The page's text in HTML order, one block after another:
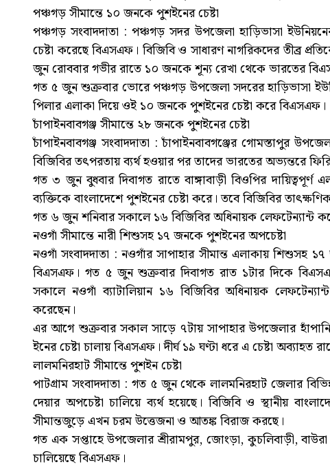
পঞ্চগড় সীমান্তে ১০ জনকে পুশইনের চেষ্টা
পঞ্চগড় সংবাদদাতা : পঞ্চগড় সদর উপজেলা হাড়িভাসা
চেষ্টা করেছে বিএসএফ। বিজিবি ও সাধারণ নাগরিকদের তীব্র
জুন রোববার গভীর রাতে ১০ জনকে শূন্য রেখা থেকে ভারতের
গত ৫ জুন শুক্রবার ভোরে পঞ্চগড় উপজেলা সদরের হাড়িভাসা
পিলার এলাকা দিয়ে ওই ১০ জনকে পুশইনের চেষ্টা করে বিএসএফ।
চাঁপাইনবাবগঞ্জ সীমান্তে ২৮ জনকে পুশইনের চেষ্টা
চাঁপাইনবাবগঞ্জ সংবাদদাতা : চাঁপাইনবাবগঞ্জের গোমস্তাপুর
বিজিবির তৎপরতায় ব্যর্থ হওয়ার পর তাদের ভারতের অভ্যন্তরে
গত ৩ জুন বুধবার দিবাগত রাতে বাঙ্গাবাড়ী বিওপির
ব্যক্তিকে বাংলাদেশে পুশইনের চেষ্টা করে। তবে বিজিবির
গত ৬ জুন শনিবার সকালে ১৬ বিজিবির অধিনায়ক লেফটেন্যান্ট
নওগাঁ সীমান্তে নারী শিশুসহ ১৭ জনকে পুশইনের অপচেষ্টা
নওগাঁ সংবাদদাতা : নওগাঁর সাপাহার সীমান্ত এলাকায় শিশুসহ
বিএসএফ। গত ৫ জুন শুক্রবার দিবাগত রাত ১টার দিকে
সকালে নওগাঁ ব্যাটালিয়ান ১৬ বিজিবির অধিনায়ক
করেছেন।
এর আগে শুক্রবার সকাল সাড়ে ৭টায় সাপাহার উপজেলার
ইনের চেষ্টা চালায় বিএসএফ। দীর্ঘ ১৯ ঘণ্টা ধরে এ চেষ্টা অব্যাহত
লালমনিরহাট সীমান্তে পুশইন চেষ্টা
পাটগ্রাম সংবাদদাতা : গত ৫ জুন থেকে লালমনিরহাট জেলার
দেয়ার অপচেষ্টা চালিয়ে ব্যর্থ হয়েছে। বিজিবি ও স্থানীয়
সীমান্তজুড়ে এখন চরম উত্তেজনা ও আতঙ্ক বিরাজ করছে।
গত এক সপ্তাহে উপজেলার শ্রীরামপুর, জোংড়া, কুচলিবাড়ী, বাউরা
চালিয়েছে বিএসএফ।